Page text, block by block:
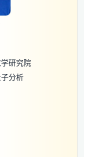
研究院
分析